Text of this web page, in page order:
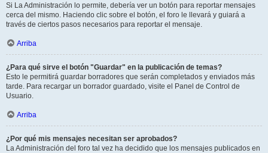
Si La Administración lo permite, debería ver un botón para reportar mensajes
cerca del mismo. Haciendo clic sobre el botón, el foro le llevará y guiará a
través de ciertos pasos necesarios para reportar el mensaje.
Arriba
¿Para qué sirve el botón "Guardar" en la publicación de temas?
Esto le permitirá guardar borradores que serán completados y enviados más
tarde. Para recargar un borrador guardado, visite el Panel de Control de
Usuario.
Arriba
¿Por qué mis mensajes necesitan ser aprobados?
La Administración del foro tal vez ha decidido que los mensajes publicados en